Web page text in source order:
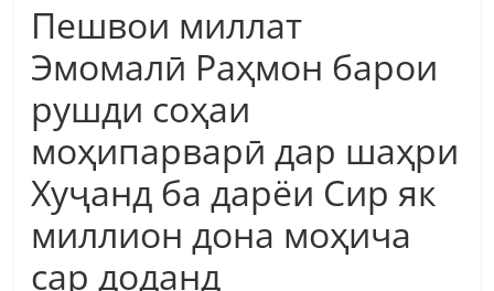
Пешвои миллат
Эмомалӣ Раҳмон барои
рушди соҳаи
моҳипарварӣ дар шаҳри
Хуҷанд ба дарёи Сир як
миллион дона моҳича
сар доданд